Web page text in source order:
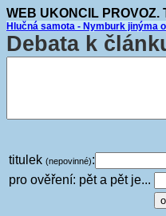
WEB UKONCIL PROVOZ.
Hlučná samota - Nymburk jinýma
Debata k
titulek (nepovinné):
pro ověření: pět a pět je...